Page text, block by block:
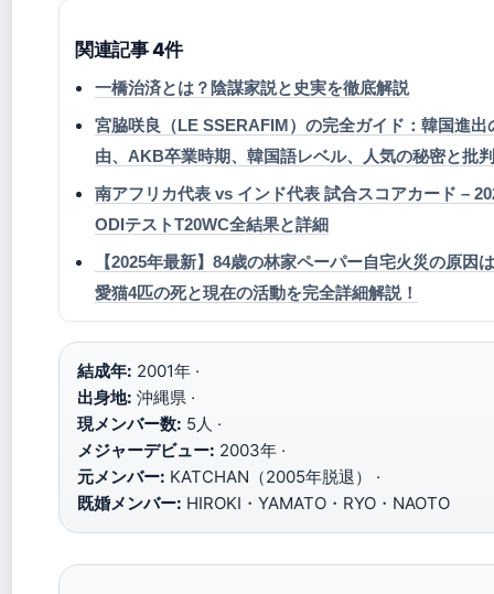
関連記事 4件
一橋治済とは？陰謀家説と史実を徹底解説
宮脇咲良（LE SSERAFIM）の完全ガイド：韓国進出
由、AKB卒業時期、韓国語レベル、人気の秘密と批判
南アフリカ代表 vs インド代表 試合スコアカード –
ODIテストT20WC全結果と詳細
【2025年最新】84歳の林家ペーパー自宅火災の原因
愛猫4匹の死と現在の活動を完全詳細解説！
結成年: 2001年 ·
出身地: 沖縄県 ·
現メンバー数: 5人 ·
メジャーデビュー: 2003年 ·
元メンバー: KATCHAN（2005年脱退） ·
既婚メンバー: HIROKI・YAMATO・RYO・NAOTO